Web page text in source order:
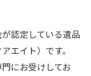
認定している遺品
エイト）です。
にお受けしてお